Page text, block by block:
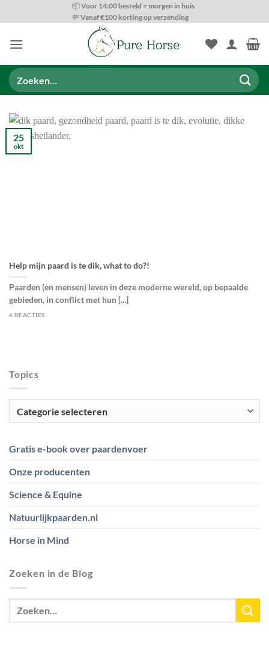
naar
📦 Voor 14:00 besteld = morgen in huis
💸 Vanaf €100 korting op verzending
Zoeken
naar:
Help mijn paard is te dik, what to do?!
Paarden (en mensen) leven in deze moderne wereld, op bepaalde
gebieden, in conflict met hun [...]
6 REACTIES
25
okt
Topics
Gratis e-book over paardenvoer
Onze producenten
Science & Equine
Natuurlijkpaarden.nl
Horse in Mind
Zoeken in de Blog